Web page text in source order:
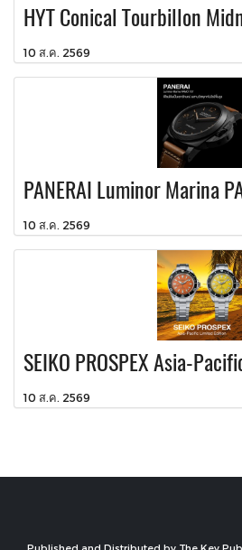
HYT Conical Tourbillon
10 ส.ค. 2569
PANERAI Luminor Marina
10 ส.ค. 2569
SEIKO PROSPEX Asia-
10 ส.ค. 2569